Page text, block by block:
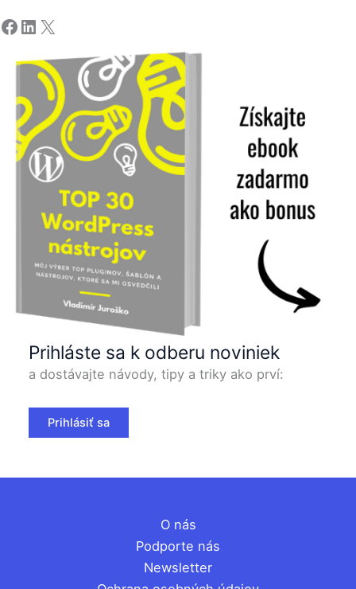
Facebook
LinkedIn
X
Prihláste sa k odberu noviniek
a dostávajte návody, tipy a triky ako prví:
Prihlásiť sa
O nás
Podporte nás
Newsletter